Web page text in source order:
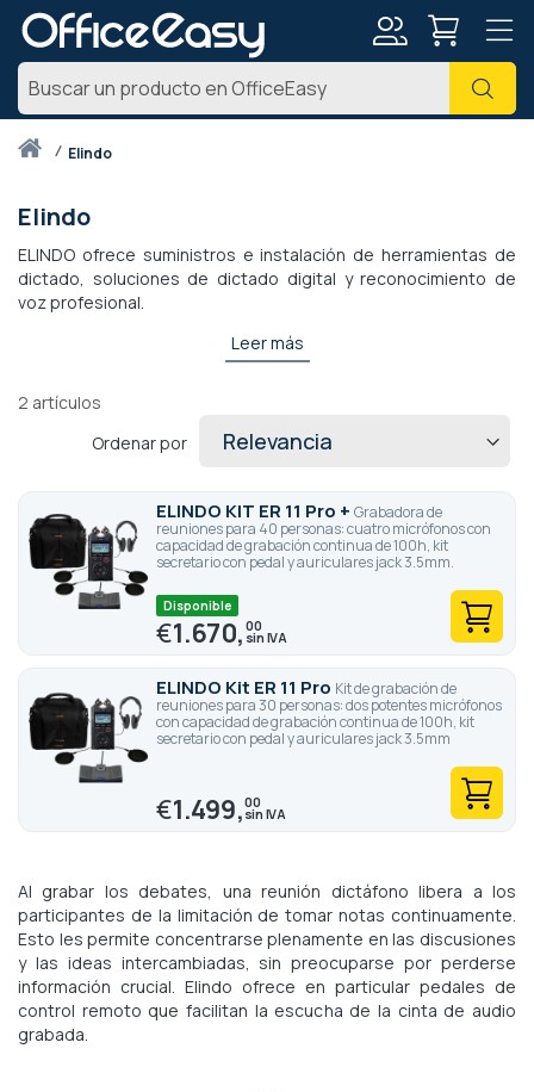
Inicioelindo
Elindo
ELINDO ofrece suministros e instalación de herramientas de
dictado, soluciones de dictado digital y reconocimiento de
voz profesional.
Los productos comercializados son principalmente dictáfonos
para reuniones. Un dictáfono registra con precisión las
permite entonces transcribir información importante y
escuchar, si es necesario, los debates y las decisiones
Leer más
2 artículos
Ordenar por
ELINDO KIT ER 11 Pro + Grabadora de
reuniones para 40 personas: cuatro micrófonos con
capacidad de grabación continua de 100h, kit
secretario con pedal y auriculares jack 3.5mm.
Disponible
€1.670,00
ELINDO Kit ER 11 Pro Kit de grabación de
reuniones para 30 personas: dos potentes micrófonos
con capacidad de grabación continua de 100h, kit
secretario con pedal y auriculares jack 3.5mm
€1.499,00
Al grabar los debates, una reunión dictáfono libera a los
participantes de la limitación de tomar notas continuamente.
Esto les permite concentrarse plenamente en las discusiones
y las ideas intercambiadas, sin preocuparse por perderse
información crucial. Elindo ofrece en particular pedales de
control remoto que facilitan la escucha de la cinta de audio
grabada.